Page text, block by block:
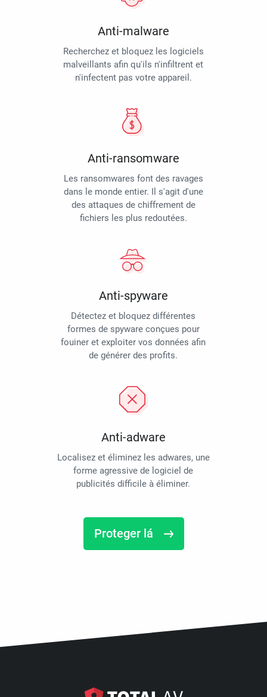
Anti-malware
Recherchez et bloquez les logiciels
malveillants afin qu'ils n'infiltrent et
n'infectent pas votre appareil.
Anti-ransomware
Les ransomwares font des ravages
dans le monde entier. Il s'agit d'une
des attaques de chiffrement de
fichiers les plus redoutées.
Anti-spyware
Détectez et bloquez différentes
formes de spyware conçues pour
fouiner et exploiter vos données afin
de générer des profits.
Anti-adware
Localisez et éliminez les adwares, une
forme agressive de logiciel de
publicités difficile à éliminer.
Proteger lá